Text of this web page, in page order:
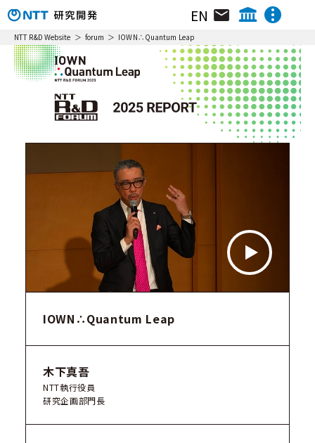
EN
NTT IOWN総合イノベーションセンタ
NTTテクノロジーイノベーションセンタ
NTTネットワークテクノロジーセンタ
NTTコンピューティングテクノロジーセンタ
NTTデバイステクノロジーセンタ
NTT社会情報研究所
NTTコンピュータ＆データサイエンス研究所
NTT情報ネットワーク総合研究所
NTTネットワークサービスシステム研究所
NTTアクセスサービスシステム研究所
NTT宇宙環境エネルギー研究所
NTT未来ねっと研究所
NTT物性科学基礎研究所
総合研究所・研究所の一覧
特定分野の研究センタ一覧
組織･研究員･所在地
ニュース&トピックス
リサーチ＆アクティビティ
イベント
株主・投資家情報
NTT R&D Website forum IOWN∴Quantum Leap
IOWN∴Quantum Leap
木下真吾
NTT執行役員
研究企画部門長